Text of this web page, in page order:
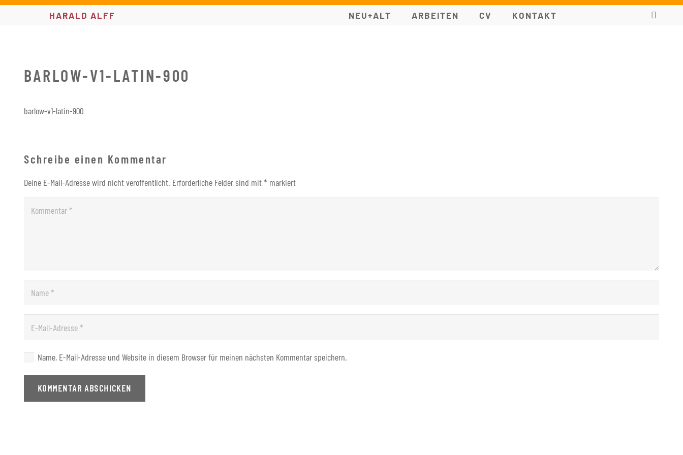
HARALD ALFF NEU+ALT ARBEITEN CV KONTAKT
BARLOW-V1-LATIN-900
barlow-v1-latin-900
Schreibe einen Kommentar
Deine E-Mail-Adresse wird nicht veröffentlicht. Erforderliche Felder sind mit* markiert
Name, E-Mail-Adresse und Website in diesem Browser für meinen nächsten Kommentar speichern.
KOMMENTAR ABSCHICKEN